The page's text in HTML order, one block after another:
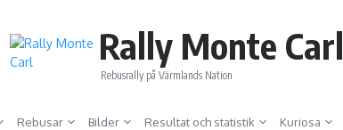
Rally Monte Carl
Rebusrally på Värmlands Nation
Rebusar Bilder Resultat och statistik Kuriosa